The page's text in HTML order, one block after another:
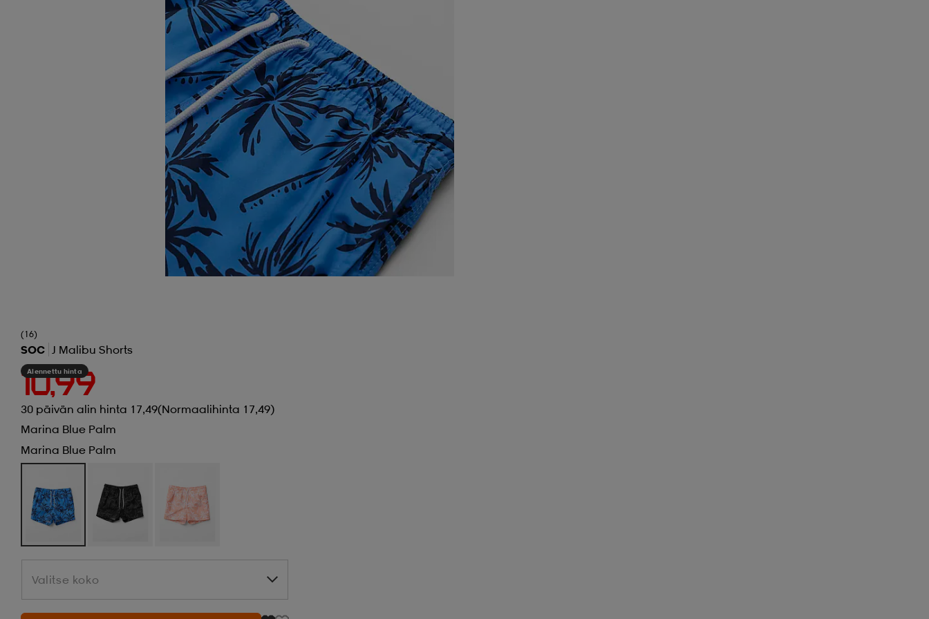
(16)
SOC J Malibu Shorts
Alennettu hinta
10,99
30 päivän alin hinta 17,49(Normaalihinta 17,49)
Marina Blue Palm
Marina Blue Palm
Valitse koko
Valitse koko